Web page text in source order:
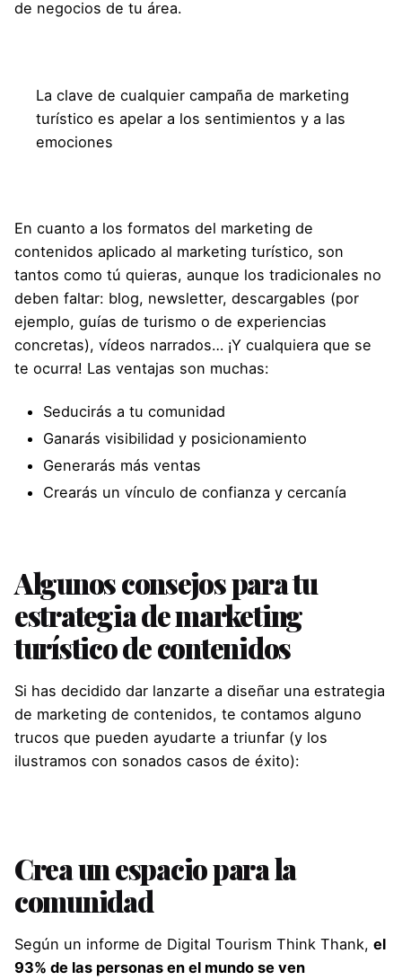
de negocios de tu área.
La clave de cualquier campaña de marketing
turístico es apelar a los sentimientos y a las
emociones
En cuanto a los formatos del marketing de
contenidos aplicado al marketing turístico, son
tantos como tú quieras, aunque los tradicionales no
deben faltar: blog, newsletter, descargables (por
ejemplo, guías de turismo o de experiencias
concretas), vídeos narrados… ¡Y cualquiera que se
te ocurra! Las ventajas son muchas:
Seducirás a tu comunidad
Ganarás visibilidad y posicionamiento
Generarás más ventas
Crearás un vínculo de confianza y cercanía
Algunos consejos para tu
estrategia de marketing
turístico de contenidos
Si has decidido dar lanzarte a diseñar una estrategia
de marketing de contenidos, te contamos alguno
trucos que pueden ayudarte a triunfar (y los
ilustramos con sonados casos de éxito):
Crea un espacio para la
comunidad
Según un informe de Digital Tourism Think Thank, el
93% de las personas en el mundo se ven